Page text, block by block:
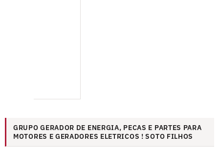
GRUPO GERADOR DE ENERGIA, PECAS E PARTES PARA
MOTORES E GERADORES ELETRICOS ! SOTO FILHOS